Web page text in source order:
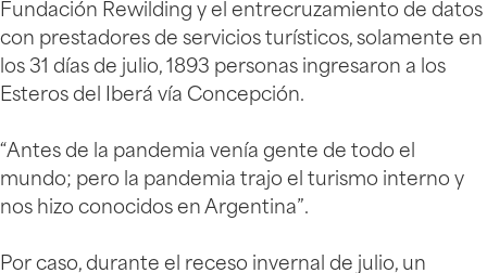
Fundación Rewilding y el entrecruzamiento de datos
con prestadores de servicios turísticos, solamente en
los 31 días de julio, 1893 personas ingresaron a los
Esteros del Iberá vía Concepción.
“Antes de la pandemia venía gente de todo el
mundo; pero la pandemia trajo el turismo interno y
nos hizo conocidos en Argentina”.
Por caso, durante el receso invernal de julio, un